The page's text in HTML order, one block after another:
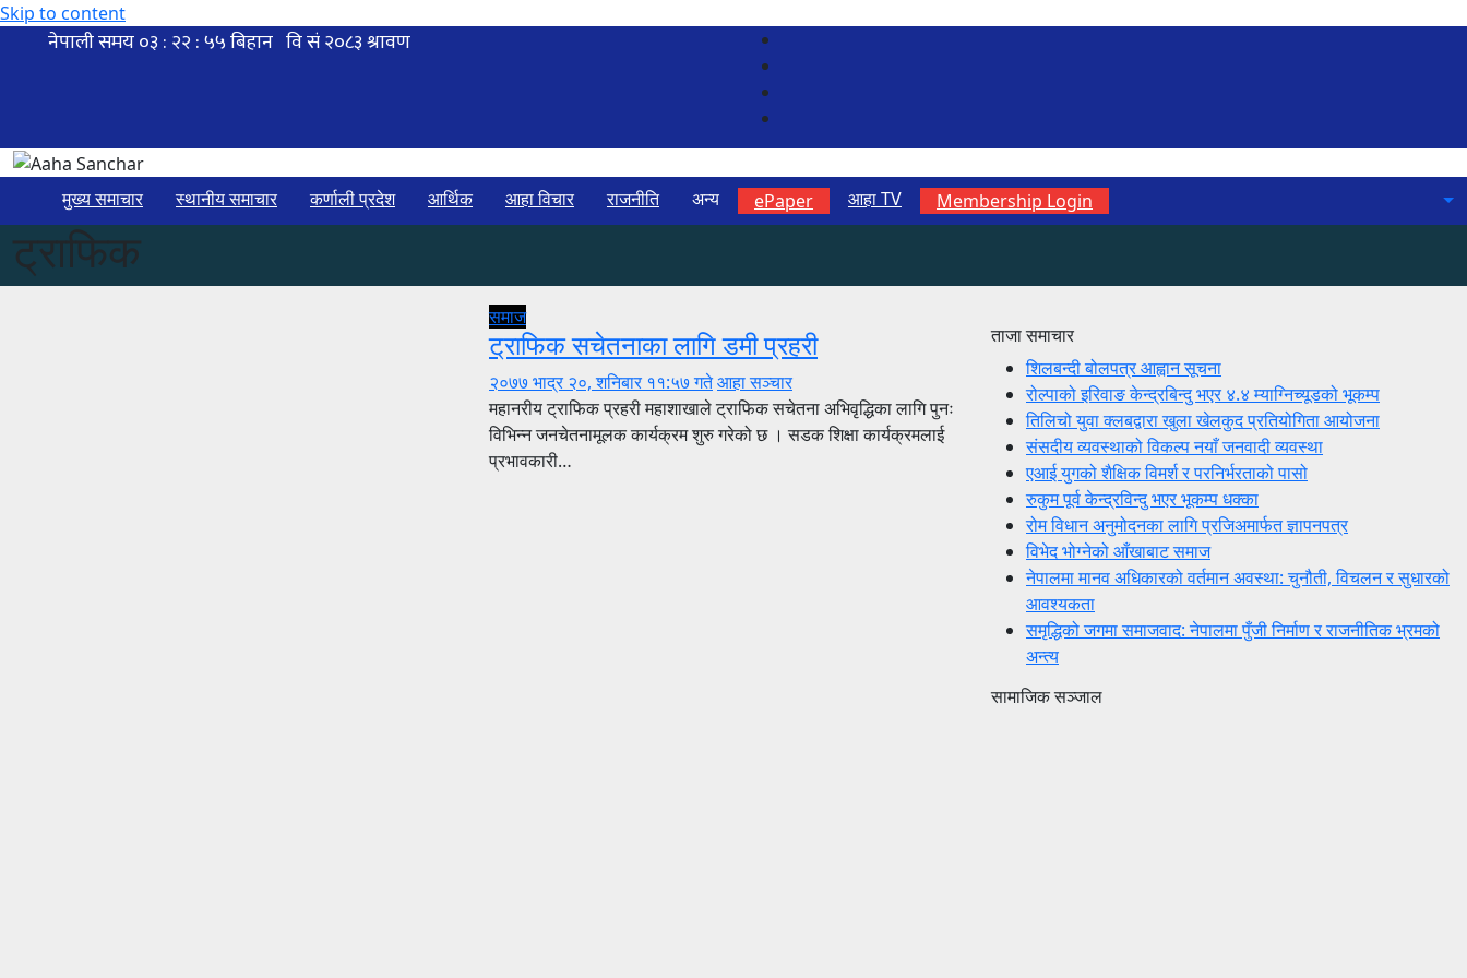
Skip to content
मुख्य समाचार स्थानीय समाचार कर्णाली प्रदेश आर्थिक आहा विचार राजनीति अन्य ePaper आहा TV Membership Login
ट्राफिक
समाज
ट्राफिक सचेतनाका लागि डमी प्रहरी
२०७७ भाद्र २०, शनिबार ११:५७ गतेआहा सञ्चार
महानरीय ट्राफिक प्रहरी महाशाखाले ट्राफिक सचेतना अभिवृद्धिका लागि पुनः
विभिन्न जनचेतनामूलक कार्यक्रम शुरु गरेको छ । सडक शिक्षा कार्यक्रमलाई
प्रभावकारी…
ताजा समाचार
शिलबन्दी बोलपत्र आह्वान सूचना
रोल्पाको इरिवाङ केन्द्रबिन्दु भएर ४.४ म्याग्निच्यूडको भूकम्प
तिलिचो युवा क्लबद्वारा खुला खेलकुद प्रतियोगिता आयोजना
संसदीय व्यवस्थाको विकल्प नयाँ जनवादी व्यवस्था
एआई युगको शैक्षिक विमर्श र परनिर्भरताको पासो
रुकुम पूर्व केन्द्रविन्दु भएर भूकम्प धक्का
रोम विधान अनुमोदनका लागि प्रजिअमार्फत ज्ञापनपत्र
विभेद भोग्नेको आँखाबाट समाज
नेपालमा मानव अधिकारको वर्तमान अवस्था: चुनौती, विचलन र सुधारको
आवश्यकता
समृद्धिको जगमा समाजवाद: नेपालमा पुँजी निर्माण र राजनीतिक भ्रमको
अन्त्य
सामाजिक सञ्जाल